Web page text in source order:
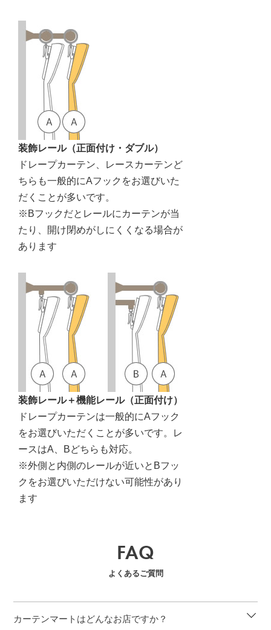
装飾レール（正面付け・ダブル）
ドレープカーテン、レースカーテンど
ちらも一般的にAフックをお選びいた
だくことが多いです。
※Bフックだとレールにカーテンが当
たり、開け閉めがしにくくなる場合が
あります
装飾レール＋機能レール（正面付け）
ドレープカーテンは一般的にAフック
をお選びいただくことが多いです。レ
ースはA、Bどちらも対応。
※外側と内側のレールが近いとBフッ
クをお選びいただけない可能性があり
ます
FAQ
よくあるご質問
カーテンマートはどんなお店ですか？